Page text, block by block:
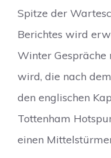
Spitze der
Berichtes wird
Winter Gespräche
wird, die nach
den englischen
Tottenham
einen